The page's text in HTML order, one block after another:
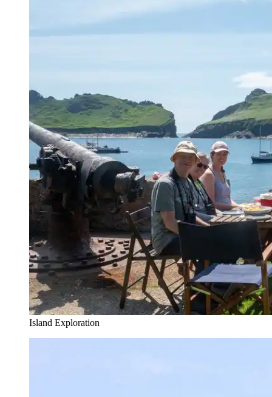
Island Exploration